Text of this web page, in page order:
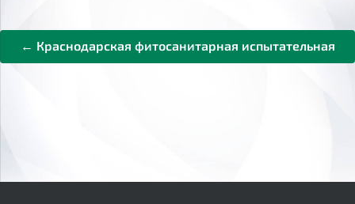
← Краснодарская фитосанитарная испытательная